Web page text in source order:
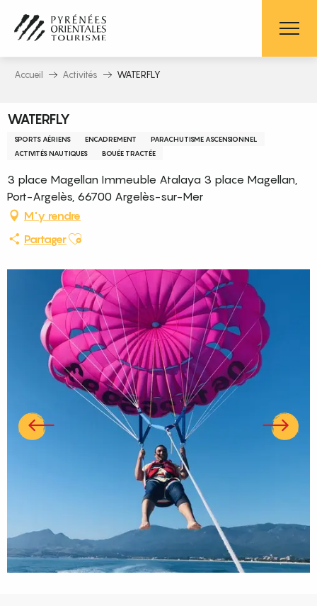
contenu
principal
Accueil Activités WATERFLY
WATERFLY
SPORTS AÉRIENS ENCADREMENT
PARACHUTISME ASCENSIONNEL
ACTIVITÉS NAUTIQUES
BOUÉE TRACTÉE
3 place Magellan Immeuble Atalaya 3 place Magellan,
Port-Argelès, 66700 Argelès-sur-Mer
M'y rendre
PartagerAjouter aux favoris